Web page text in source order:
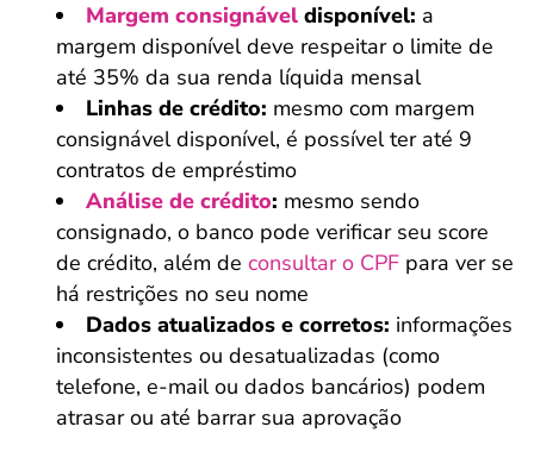
Margem consignável disponível: a
margem disponível deve respeitar o limite de
até 35% da sua renda líquida mensal
Linhas de crédito: mesmo com margem
consignável disponível, é possível ter até 9
contratos de empréstimo
Análise de crédito: mesmo sendo
consignado, o banco pode verificar seu score
de crédito, além de consultar o CPF para ver se
há restrições no seu nome
Dados atualizados e corretos: informações
inconsistentes ou desatualizadas (como
telefone, e-mail ou dados bancários) podem
atrasar ou até barrar sua aprovação